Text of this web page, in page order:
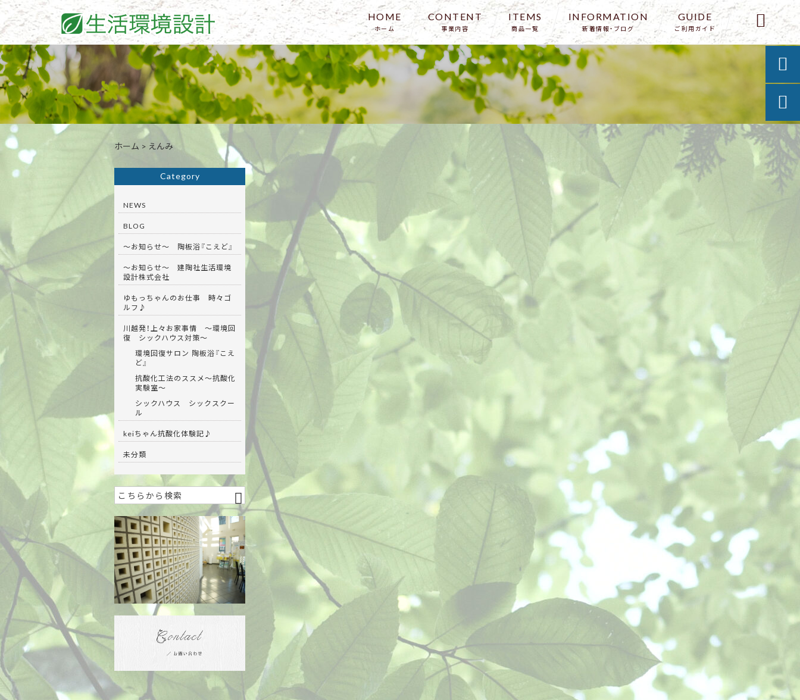
HOME
ホーム
アバウト
CONTENT
事業内容
ITEMS
商品一覧
INFORMATION
新着情報・ブログ
GUIDE
ご利用ガイド 
ホーム > えんみ
Category
NEWS
BLOG
～お知らせ～ 陶板浴『こえど』
～お知らせ～ 建陶社生活環境
設計株式会社
ゆもっちゃんのお仕事 時々ゴ
ルフ♪
川越発！上々お家事情 ～環境回
復 シックハウス対策～
環境回復サロン 陶板浴『こえ
ど』
抗酸化工法のススメ～抗酸化
実験室～
シックハウス シックスクー
ル
keiちゃん抗酸化体験記♪
未分類

